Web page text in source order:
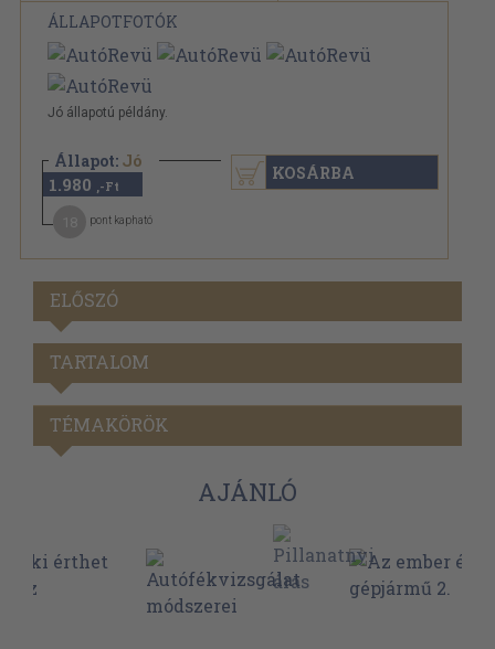
ÁLLAPOTFOTÓK
Jó állapotú példány.
Állapot: Jó
1.980 ,-Ft
pont kapható
KOSÁRBA
ELŐSZÓ
TARTALOM
TÉMAKÖRÖK
AJÁNLÓ